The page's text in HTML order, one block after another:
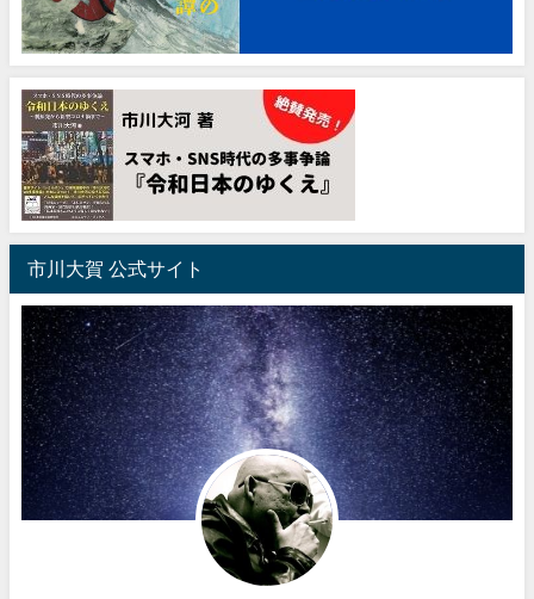
市川大賀 公式サイト